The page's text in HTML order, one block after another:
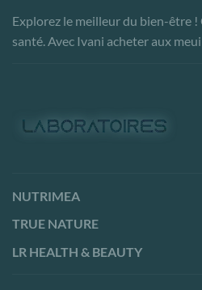
Explorez le meilleur du bien-être
santé. Avec Ivani acheter aux
NUTRIMEA
TRUE NATURE
LR HEALTH & BEAUTY